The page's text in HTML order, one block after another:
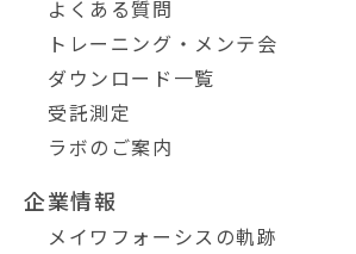
よくある質問
トレーニング・メンテ会
ダウンロード一覧
受託測定
ラボのご案内
企業情報
メイワフォーシスの軌跡